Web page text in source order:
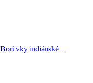
Borůvky indiánské -